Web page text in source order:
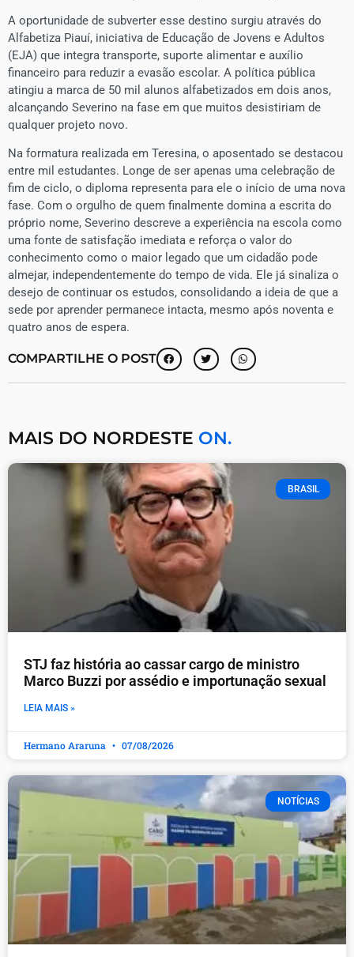
​A oportunidade de subverter esse destino surgiu através do
Alfabetiza Piauí, iniciativa de Educação de Jovens e Adultos
(EJA) que integra transporte, suporte alimentar e auxílio
financeiro para reduzir a evasão escolar. A política pública
atingiu a marca de 50 mil alunos alfabetizados em dois anos,
alcançando Severino na fase em que muitos desistiriam de
qualquer projeto novo.
​Na formatura realizada em Teresina, o aposentado se destacou
entre mil estudantes. Longe de ser apenas uma celebração de
fim de ciclo, o diploma representa para ele o início de uma nova
fase. Com o orgulho de quem finalmente domina a escrita do
próprio nome, Severino descreve a experiência na escola como
uma fonte de satisfação imediata e reforça o valor do
conhecimento como o maior legado que um cidadão pode
almejar, independentemente do tempo de vida. Ele já sinaliza o
desejo de continuar os estudos, consolidando a ideia de que a
sede por aprender permanece intacta, mesmo após noventa e
quatro anos de espera.
COMPARTILHE O POST
MAIS DO NORDESTE ON.
BRASIL
STJ faz história ao cassar cargo de ministro
Marco Buzzi por assédio e importunação sexual
LEIA MAIS »
Hermano Araruna 07/08/2026
NOTÍCIAS